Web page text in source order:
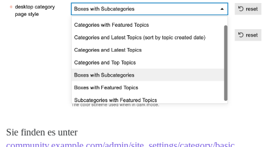
Sie finden es unter